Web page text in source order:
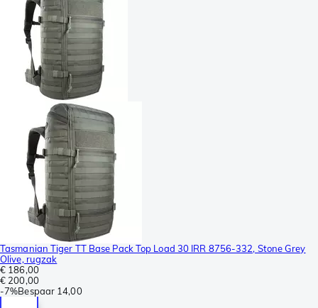
Tasmanian Tiger TT Base Pack Top Load 30 IRR 8756-332, Stone Grey
Olive, rugzak
€ 186,00
€ 200,00
-7%Bespaar 14,00